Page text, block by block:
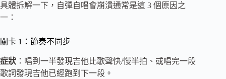
具體拆解一下，自彈自唱會崩潰通常是這 3 個原因之
一：
關卡 1：節奏不同步
症狀 ：唱到一半發現吉他比歌聲快/慢半拍、或唱完一段
歌詞發現吉他已經跑到下一段。